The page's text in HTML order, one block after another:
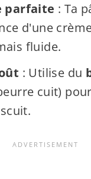
parfaite : Ta
d'une
fluide.
: Utilise du
cuit)